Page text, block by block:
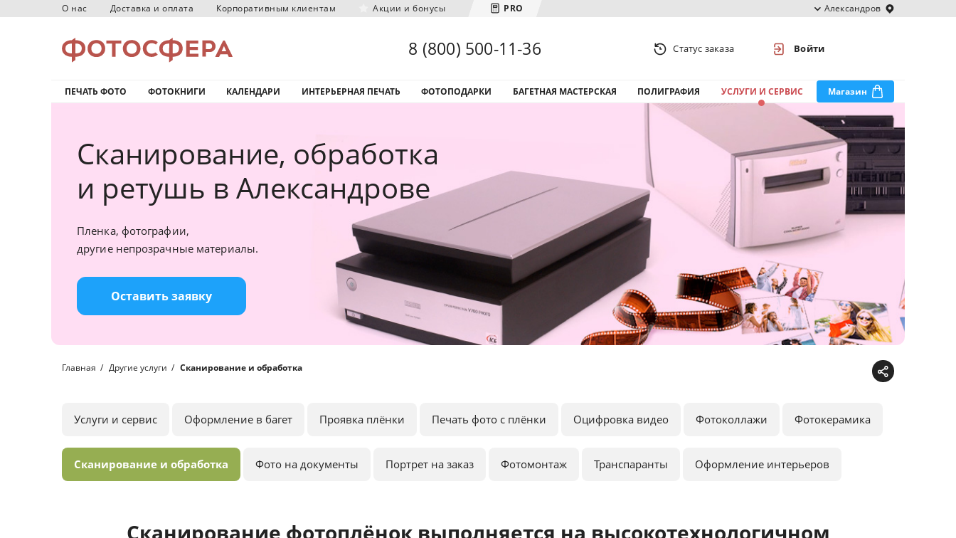
О нас Доставка и оплата Корпоративным клиентам Акции и бонусы PRO Александров
Загрузка городов...
8 (800) 500-11-36 Статус заказа Войти
ПЕЧАТЬ ФОТО ФОТОКНИГИ КАЛЕНДАРИ ИНТЕРЬЕРНАЯ ПЕЧАТЬ ФОТОПОДАРКИ БАГЕТНАЯ МАСТЕРСКАЯ ПОЛИГРАФИЯ УСЛУГИ И СЕРВИС Магазин
Сканирование, обработка
и ретушь в Александрове
Пленка, фотографии,
другие непрозрачные материалы.
Оставить заявку
Главная Другие услуги Сканирование и обработка
Услуги и сервис Оформление в багет Проявка плёнки Печать фото с плёнки Оцифровка видео Фотоколлажи Фотокерамика
Сканирование и обработка Фото на документы Портрет на заказ Фотомонтаж Транспаранты Оформление интерьеров
Сканирование фотоплёнок выполняется на высокотехнологичном